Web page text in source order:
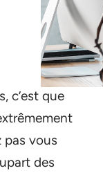
c’est que
vous
des